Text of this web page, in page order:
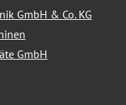
GmbH & Co. KG
GmbH